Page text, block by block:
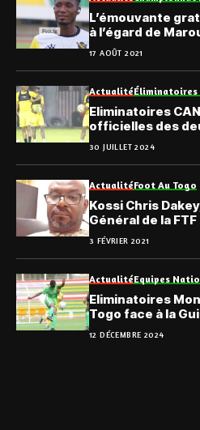
L’émouvante
à l’égard de
17 AOÛT 2021
ActualitéÉliminatoires
Eliminatoires
officielles des
des Eperviers
30 JUILLET 2024
ActualitéFoot Au Togo
Kossi Chris
Général de la FTF
3 FÉVRIER 2021
ActualitéEquipes
Eliminatoires
Togo face à la
12 DÉCEMBRE 2024